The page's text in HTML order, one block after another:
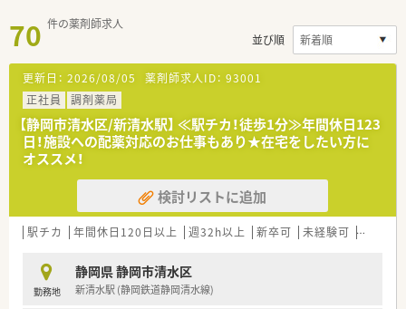
70 件の薬剤師求人
並び順
更新日： 2026/08/05 薬剤師求人ID： 93001
正社員
調剤薬局
【静岡市清水区/新清水駅】 ≪駅チカ！徒歩1分≫年間休日123
日！施設への配薬対応のお仕事もあり★在宅をしたい方に
オススメ！
検討リストに追加
駅チカ 年間休日120日以上 週32h以上 新卒可 未経験可 ブラン
勤務地
静岡県 静岡市清水区
新清水駅 (静岡鉄道静岡清水線)